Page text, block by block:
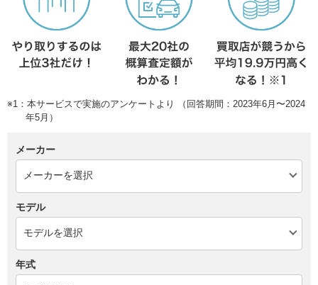
※1：本サービスで実施のアンケートより （回答期間：2023年6月〜2024
年5月）
メーカー
モデル
年式